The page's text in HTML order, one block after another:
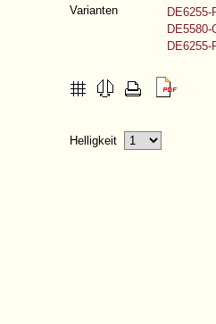
Varianten
DE6255-
DE5580-
DE6255-
Helligkeit